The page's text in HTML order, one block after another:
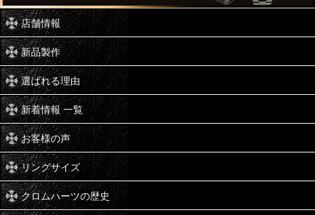
店舗情報
新品製作
選ばれる理由
新着情報 一覧
お客様の声
リングサイズ
クロムハーツの歴史